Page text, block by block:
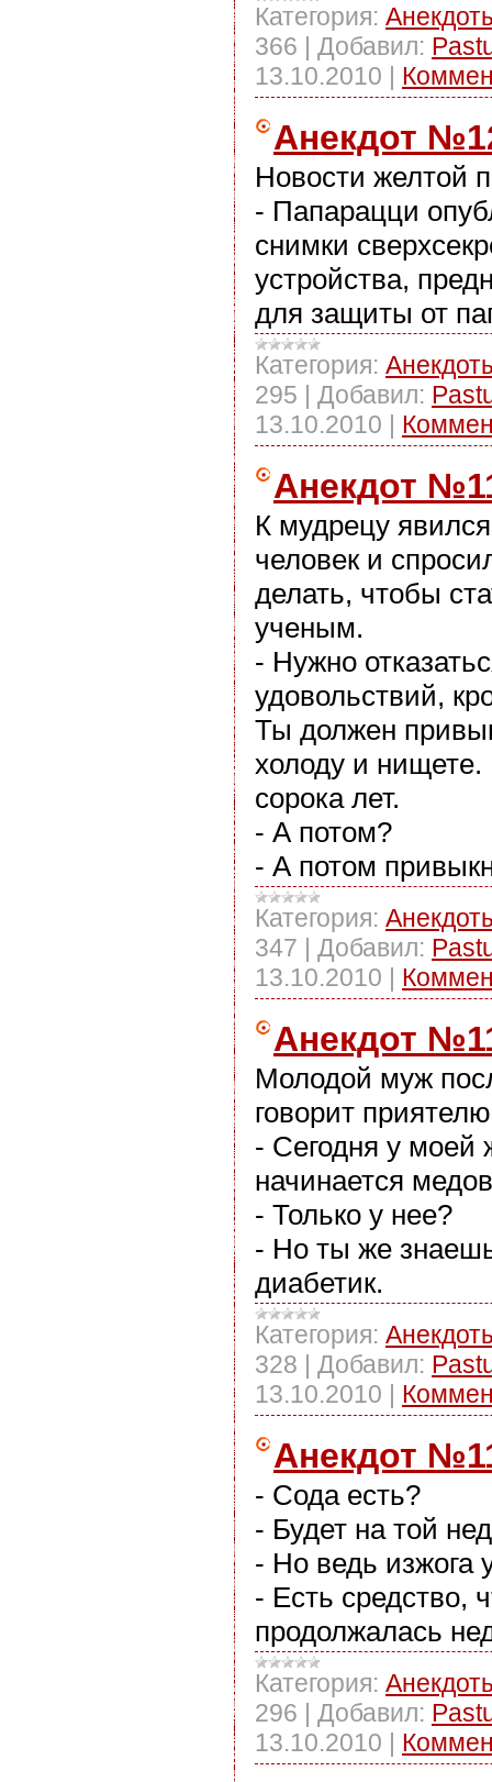
Категория:
366 | Добавил:
13.10.2010 |
Анекдот
Новости желтой
- Папарацци
снимки
устройства,
для защиты от
Категория:
295 | Добавил:
13.10.2010 |
Анекдот
К мудрецу
человек и
делать, чтобы
ученым.
- Нужно
удовольствий,
Ты должен
холоду и нищете.
сорока лет.
- А потом?
- А потом
Категория:
347 | Добавил:
13.10.2010 |
Анекдот
Молодой муж
говорит
- Сегодня у моей
начинается
- Только у нее?
- Но ты же
диабетик.
Категория:
328 | Добавил:
13.10.2010 |
Анекдот
- Сода есть?
- Будет на той
- Но ведь изжога
- Есть средство,
продолжалась
Категория:
296 | Добавил:
13.10.2010 |